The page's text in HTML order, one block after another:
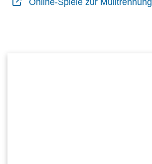
Online-Spiele zur Mülltrennung